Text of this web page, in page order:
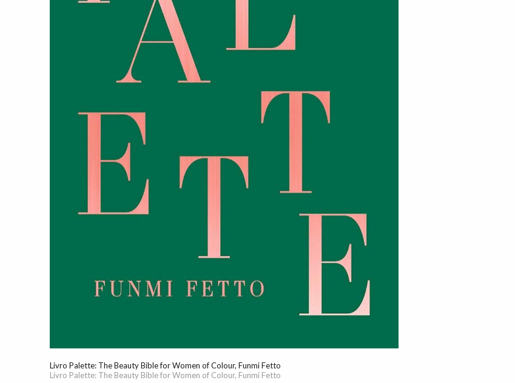
Livro Palette: The Beauty Bible for Women of Colour, Funmi Fetto
Livro Palette: The Beauty Bible for Women of Colour, Funmi Fetto